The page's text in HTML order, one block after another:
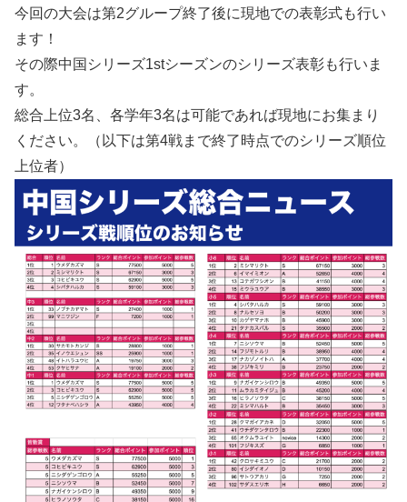
今回の大会は第2グループ終了後に現地での表彰式も行い
ます！
その際中国シリーズ1stシーズンのシリーズ表彰も行いま
す。
総合上位3名、各学年3名は可能であれば現地にお集まり
ください。（以下は第4戦まで終了時点でのシリーズ順位
上位者）